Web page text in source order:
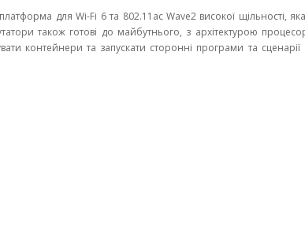
для Wi-Fi 6 та 802.11ac Wave2 високої щільності,
також готові до майбутнього, з архітектурою
контейнери та запускати сторонні програми та